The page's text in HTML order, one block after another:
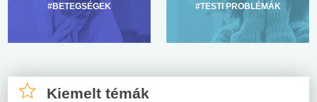
#BETEGSÉGEK #TESTI PROBLÉMÁK
Kiemelt témák